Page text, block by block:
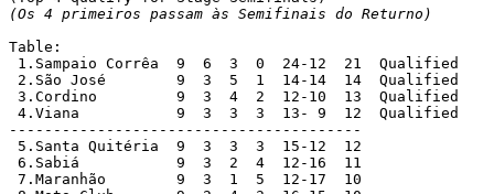
(Os 4 primeiros passam às Semifinais do Returno)
Table:
1.Sampaio Corrêa  9  6  3  0  24-12  21  Qualified
2.São José	   9  3  5  1  14-14  14  Qualified
3.Cordino	   9  3  4  2  12-10  13  Qualified
4.Viana 	   9  3  3  3  13- 9  12  Qualified
----------------------------------------
5.Santa Quitéria  9  3  3  3  15-12  12
6.Sabiá	   9  3  2  4  12-16  11
7.Maranhão	   9  3  1  5  12-17  10